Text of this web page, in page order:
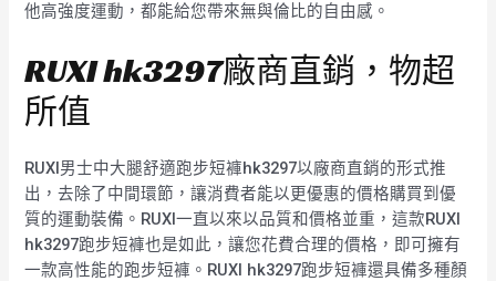
他高強度運動，都能給您帶來無與倫比的自由感。
RUXI hk3297廠商直銷，物超
所值
RUXI男士中大腿舒適跑步短褲hk3297以廠商直銷的形式推
出，去除了中間環節，讓消費者能以更優惠的價格購買到優
質的運動裝備。RUXI一直以來以品質和價格並重，這款RUXI
hk3297跑步短褲也是如此，讓您花費合理的價格，即可擁有
一款高性能的跑步短褲。RUXI hk3297跑步短褲還具備多種顏